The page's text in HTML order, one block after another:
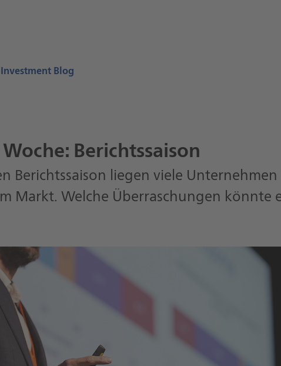
Blog
Berichtssaison
Berichtssaison liegen viele
Markt. Welche Überraschungen könnte